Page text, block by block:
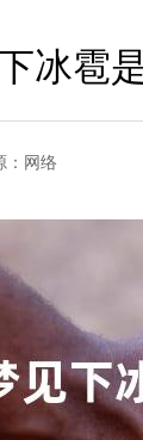
冰雹
：网络